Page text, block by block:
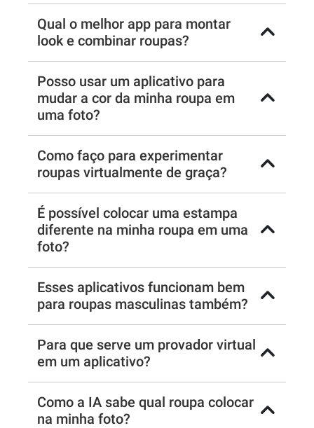
Qual o melhor app para montar
look e combinar roupas?
Posso usar um aplicativo para
mudar a cor da minha roupa em
uma foto?
Como faço para experimentar
roupas virtualmente de graça?
É possível colocar uma estampa
diferente na minha roupa em uma
foto?
Esses aplicativos funcionam bem
para roupas masculinas também?
Para que serve um provador virtual
em um aplicativo?
Como a IA sabe qual roupa colocar
na minha foto?